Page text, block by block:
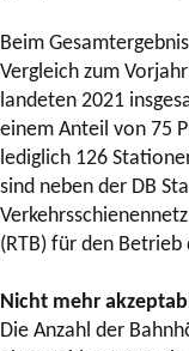
Beim
Vergleich zum
landeten 2021
einem Anteil von 75
lediglich 126
sind neben der DB
(RTB) für den
Nicht mehr
Die Anzahl der